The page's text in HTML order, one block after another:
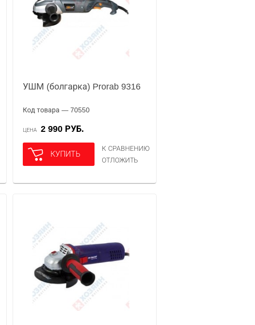
УШМ (болгарка) Prorab 9316
Код товара — 70550
ЦЕНА 2 990 РУБ.
КУПИТЬ
К СРАВНЕНИЮ
ОТЛОЖИТЬ